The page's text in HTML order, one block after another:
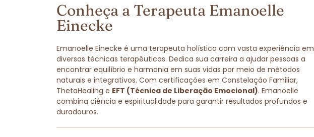
Conheça a Terapeuta Emanoelle
Einecke
Emanoelle Einecke é uma terapeuta holística com vasta experiência em
diversas técnicas terapêuticas. Dedica sua carreira a ajudar pessoas a
encontrar equilíbrio e harmonia em suas vidas por meio de métodos
naturais e integrativos. Com certificações em Constelação Familiar,
ThetaHealing e EFT (Técnica de Liberação Emocional). Emanoelle
combina ciência e espiritualidade para garantir resultados profundos e
duradouros.